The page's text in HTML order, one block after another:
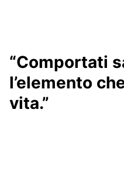
“Comportati
l’elemento
vita.”